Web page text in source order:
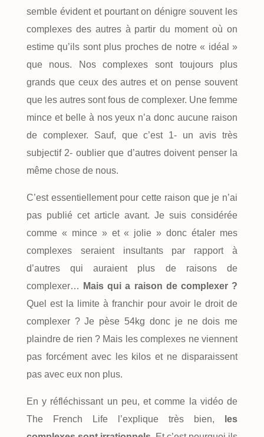
semble évident et pourtant on dénigre souvent les
complexes des autres à partir du moment où on
estime qu’ils sont plus proches de notre « idéal »
que nous. Nos complexes sont toujours plus
grands que ceux des autres et on pense souvent
que les autres sont fous de complexer. Une femme
mince et belle à nos yeux n’a donc aucune raison
de complexer. Sauf, que c’est 1- un avis très
subjectif 2- oublier que d’autres doivent penser la
même chose de nous.
C’est essentiellement pour cette raison que je n’ai
pas publié cet article avant. Je suis considérée
comme « mince » et « jolie » donc étaler mes
complexes seraient insultants par rapport à
d’autres qui auraient plus de raisons de
complexer…
Mais qui a raison de complexer ?
Quel est la limite à franchir pour avoir le droit de
complexer ? Je pèse 54kg donc je ne dois me
plaindre de rien ? Mais les complexes ne viennent
pas forcément avec les kilos et ne disparaissent
pas avec eux non plus.
En y réfléchissant un peu, et comme la vidéo de
The French Life l’explique très bien,
les